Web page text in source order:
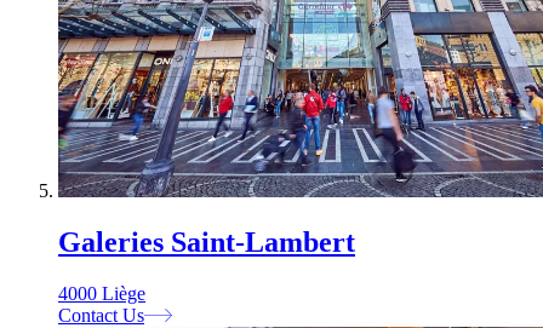
Galeries Saint-Lambert
4000 Liège
Contact Us